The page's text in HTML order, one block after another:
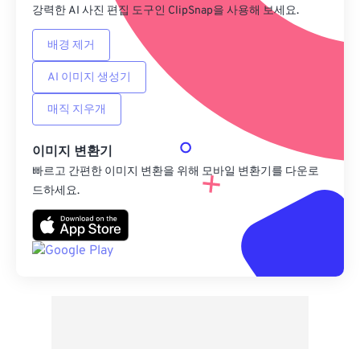
강력한 AI 사진 편집 도구인 ClipSnap을 사용해 보세요.
배경 제거
AI 이미지 생성기
매직 지우개
이미지 변환기
빠르고 간편한 이미지 변환을 위해 모바일 변환기를 다운로
드하세요.